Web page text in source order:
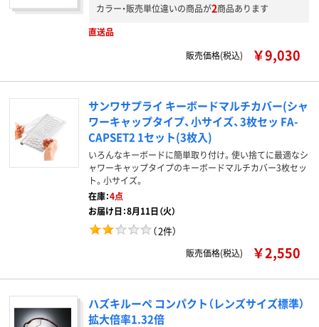
カラー・販売単位違いの商品が2商品あります
直送品
販売価格(税込)
￥9,030
サンワサプライ キーボードマルチカバー(シャ
ワーキャップタイプ、小サイズ、3枚セッ FA-
CAPSET2 1セット(3枚入)
いろんなキーボードに簡単取り付け。使い捨てに最適なシ
ャワーキャップタイプのキーボードマルチカバー3枚セッ
ト。小サイズ。
在庫：4点
お届け日：8月11日（火）
（2件）
販売価格(税込) ￥2,550
ハズキルーペ コンパクト（レンズサイズ標準）
拡大倍率1.32倍